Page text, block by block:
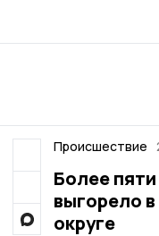
Происшествие
Более
выгорело
округе